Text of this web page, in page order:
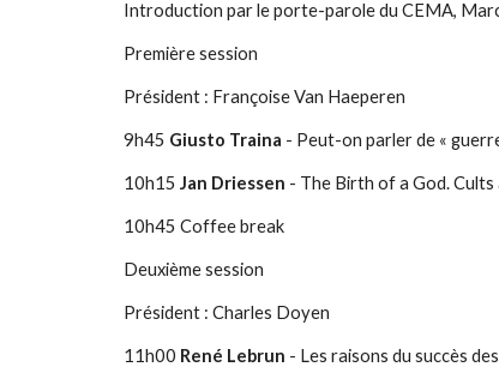
Introduction par le porte-parole du CEMA,
Première session
Président : Françoise Van Haeperen
9h45 Giusto Traina - Peut-on parler de «
10h15 Jan Driessen - The Birth of a God.
10h45 Coffee break
Deuxième session
Président : Charles Doyen
11h00 René Lebrun - Les raisons du succès